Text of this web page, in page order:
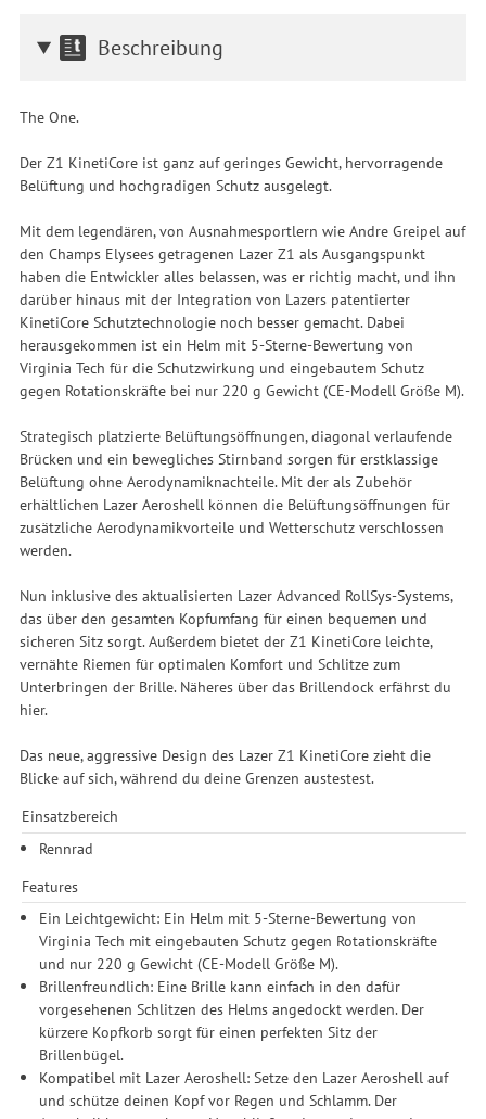
Beschreibung
The One.
Der Z1 KinetiCore ist ganz auf geringes Gewicht, hervorragende
Belüftung und hochgradigen Schutz ausgelegt.
Mit dem legendären, von Ausnahmesportlern wie Andre Greipel auf
den Champs Elysees getragenen Lazer Z1 als Ausgangspunkt
haben die Entwickler alles belassen, was er richtig macht, und ihn
darüber hinaus mit der Integration von Lazers patentierter
KinetiCore Schutztechnologie noch besser gemacht. Dabei
herausgekommen ist ein Helm mit 5-Sterne-Bewertung von
Virginia Tech für die Schutzwirkung und eingebautem Schutz
gegen Rotationskräfte bei nur 220 g Gewicht (CE-Modell Größe M).
Strategisch platzierte Belüftungsöffnungen, diagonal verlaufende
Brücken und ein bewegliches Stirnband sorgen für erstklassige
Belüftung ohne Aerodynamiknachteile. Mit der als Zubehör
erhältlichen Lazer Aeroshell können die Belüftungsöffnungen für
zusätzliche Aerodynamikvorteile und Wetterschutz verschlossen
werden.
Nun inklusive des aktualisierten Lazer Advanced RollSys-Systems,
das über den gesamten Kopfumfang für einen bequemen und
sicheren Sitz sorgt. Außerdem bietet der Z1 KinetiCore leichte,
vernähte Riemen für optimalen Komfort und Schlitze zum
Unterbringen der Brille. Näheres über das Brillendock erfährst du
hier.
Das neue, aggressive Design des Lazer Z1 KinetiCore zieht die
Blicke auf sich, während du deine Grenzen austestest.
Einsatzbereich
Rennrad
Features
Ein Leichtgewicht: Ein Helm mit 5-Sterne-Bewertung von
Virginia Tech mit eingebauten Schutz gegen Rotationskräfte
und nur 220 g Gewicht (CE-Modell Größe M).
Brillenfreundlich: Eine Brille kann einfach in den dafür
vorgesehenen Schlitzen des Helms angedockt werden. Der
kürzere Kopfkorb sorgt für einen perfekten Sitz der
Brillenbügel.
Kompatibel mit Lazer Aeroshell: Setze den Lazer Aeroshell auf
und schütze deinen Kopf vor Regen und Schlamm. Der